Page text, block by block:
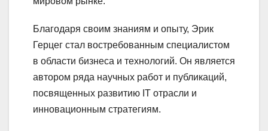
Благодаря своим знаниям и опыту, Эрик
Герцег стал востребованным специалистом
в области бизнеса и технологий. Он является
автором ряда научных работ и публикаций,
посвященных развитию IT отрасли и
инновационным стратегиям.